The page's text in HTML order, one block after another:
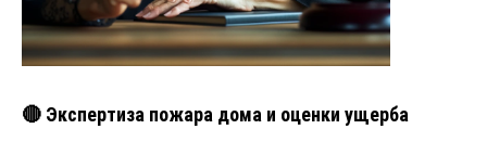
🔴 Экспертиза пожара дома и оценки ущерба